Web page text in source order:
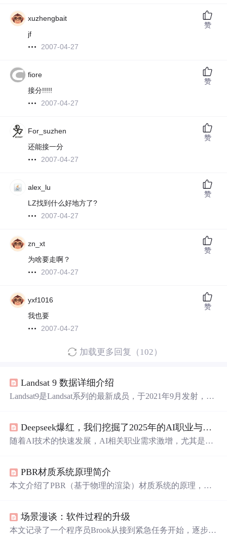
xuzhengbait
jf
2007-04-27
赞
fiore
接分!!!!!
2007-04-27
赞
For_suzhen
还能接一分
2007-04-27
赞
alex_lu
LZ找到什么好地方了?
2007-04-27
赞
zn_xt
为啥要走啊？
2007-04-27
赞
yxf1016
我也要
2007-04-27
赞
加载更多回复（102）
Landsat 9 数据详细介绍
Landsat9是Landsat系列的最新成员，于2021年9月发射，设
改进了对沿海、气溶胶、卷云和热红外的观测。OLI-2和TI
RS-2在设计上与Landsat8相似，但解决了之前模型的一些
Deepseek爆红，我们挖掘了2025年的AI职业与机会
随着AI技术的快速发展，AI相关职业需求激增，尤其是深
现。文章详细介绍了AI领域内的核心岗位和一些新兴职
业，如生成式人工智能系统应用员、AI原画师和AI殡葬策
PBR材质系统原理简介
本文介绍了PBR（基于物理的渲染）材质系统的原理，从
el、Cook-Torrance、Ward和波动光学等多种光照模型，并
探讨了在UE4中如何实现PBR材质。
场景漫谈：软件过程的升级
本文记录了一个程序员Brook从接到紧急任务开始，逐步开